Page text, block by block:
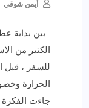
أيمن شوقي
بين بداية
الكثير من
للسفر ، قبل
الحرارة
جاءت